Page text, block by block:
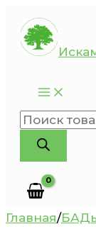
Перейти
Поиск
товаров
Главная/